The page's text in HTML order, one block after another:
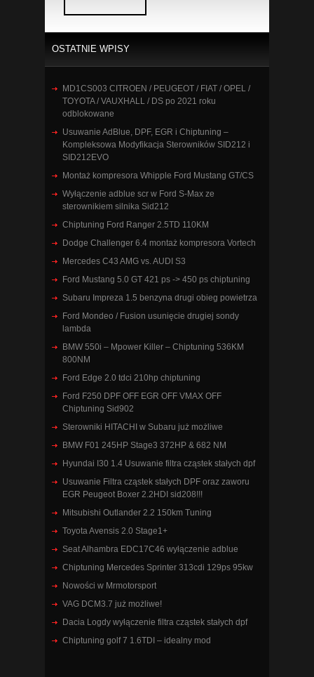
OSTATNIE WPISY
MD1CS003 CITROEN / PEUGEOT / FIAT / OPEL /
TOYOTA / VAUXHALL / DS po 2021 roku
odblokowane
Usuwanie AdBlue, DPF, EGR i Chiptuning –
Kompleksowa Modyfikacja Sterowników SID212 i
SID212EVO
Montaż kompresora Whipple Ford Mustang GT/CS
Wyłączenie adblue scr w Ford S-Max ze
sterownikiem silnika Sid212
Chiptuning Ford Ranger 2.5TD 110KM
Dodge Challenger 6.4 montaż kompresora Vortech
Mercedes C43 AMG vs. AUDI S3
Ford Mustang 5.0 GT 421 ps -> 450 ps chiptuning
Subaru Impreza 1.5 benzyna drugi obieg powietrza
Ford Mondeo / Fusion usunięcie drugiej sondy
lambda
BMW 550i – Mpower Killer – Chiptuning 536KM
800NM
Ford Edge 2.0 tdci 210hp chiptuning
Ford F250 DPF OFF EGR OFF VMAX OFF
Chiptuning Sid902
Sterowniki HITACHI w Subaru już możliwe
BMW F01 245HP Stage3 372HP & 682 NM
Hyundai I30 1.4 Usuwanie filtra cząstek stałych dpf
Usuwanie Filtra cząstek stałych DPF oraz zaworu
EGR Peugeot Boxer 2.2HDI sid208!!!
Mitsubishi Outlander 2.2 150km Tuning
Toyota Avensis 2.0 Stage1+
Seat Alhambra EDC17C46 wyłączenie adblue
Chiptuning Mercedes Sprinter 313cdi 129ps 95kw
Nowości w Mrmotorsport
VAG DCM3.7 już możliwe!
Dacia Logdy wyłączenie filtra cząstek stałych dpf
Chiptuning golf 7 1.6TDI – idealny mod